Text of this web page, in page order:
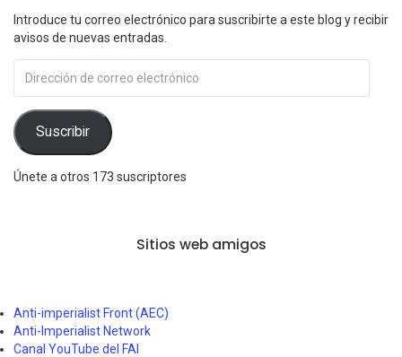
Introduce tu correo electrónico para suscribirte a este blog y recibir
avisos de nuevas entradas.
de
correo
electrónico
Suscribir
Únete a otros 173 suscriptores
Sitios web amigos
Anti-imperialist Front (AEC)
Anti-Imperialist Network
Canal YouTube del FAI